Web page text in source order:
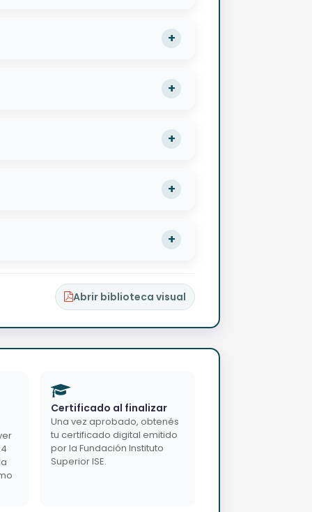
Abrir biblioteca visual
Certificado al finalizar
Una vez aprobado, obtenés
tu certificado digital emitido
por la Fundación Instituto
Superior ISE.